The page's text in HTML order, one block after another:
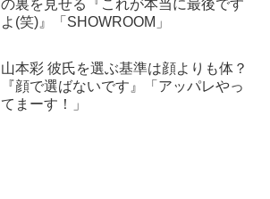
の裏を見せる『これが本当に最後です
よ(笑)』「SHOWROOM」
山本彩 彼氏を選ぶ基準は顔よりも体？
『顔で選ばないです』「アッパレやっ
てまーす！」